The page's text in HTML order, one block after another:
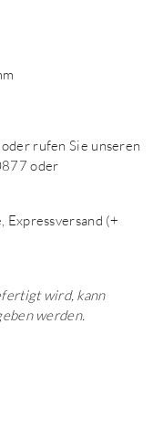
rufen Sie unseren
oder
(+
wird, kann
werden.